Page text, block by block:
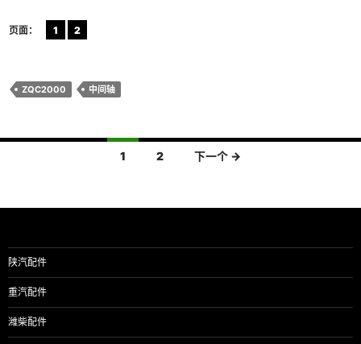
页面： 1 2
ZQC2000 中间轴
导
1 2 下一个 →
陕汽配件
重汽配件
潍柴配件